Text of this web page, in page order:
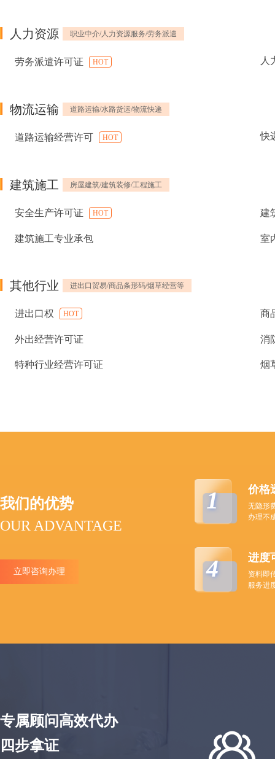
人力资源 职业中介/人力资源服务/劳务派遣
劳务派遣许可证 HOT 人
物流运输 道路运输/水路货运/物流快递
道路运输经营许可 HOT 快
建筑施工 房屋建筑/建筑装修/工程施工
安全生产许可证 HOT 建
建筑施工专业承包 室
其他行业 进出口贸易/商品条形码/烟草经营等
进出口权 HOT 商
外出经营许可证 消
特种行业经营许可证 烟
我们的优势
OUR ADVANTAGE
立即咨询办理
1 价格
无隐形
办理不
4 进度
资料即
服务进
专属顾问高效代办
四步拿证